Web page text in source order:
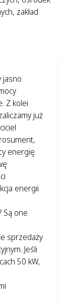
zakład
jasno
Z kolei
już
energię
energii
Są one
sprzedaży
Jeśli
50 kW,